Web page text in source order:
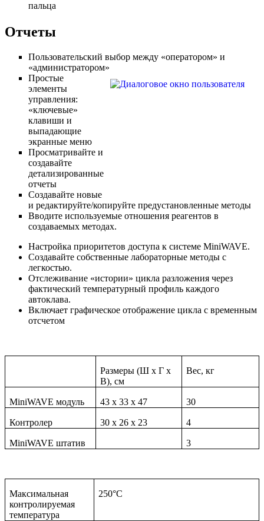
пальца
Отчеты
Пользовательский выбор между «оператором» и
«администратором»
Простые
элементы
управления:
«ключевые»
клавиши и
выпадающие
экранные меню
Просматривайте и
создавайте
детализированные
отчеты
Создавайте новые
и редактируйте/копируйте предустановленные методы
Вводите используемые отношения реагентов в
создаваемых методах.
Настройка приоритетов доступа к системе MiniWAVE.
Создавайте собственные лабораторные методы с
легкостью.
Отслеживание «истории» цикла разложения через
фактический температурный профиль каждого
автоклава.
Включает графическое отображение цикла с временным
отсчетом
Размеры (Ш x Г x
В), см
Вес, кг
MiniWAVE модуль 43 х 33 х 47 30
Контролер 30 x 26 x 23 4
MiniWAVE штатив 3
Максимальная
контролируемая
температура
250°C